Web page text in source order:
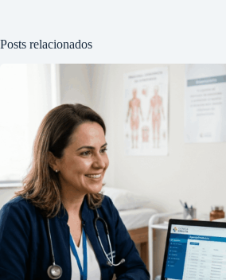
Posts relacionados